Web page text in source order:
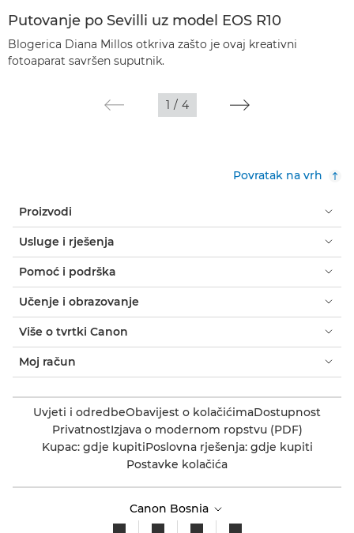
Putovanje po Sevilli uz model EOS R10
Blogerica Diana Millos otkriva zašto je ovaj kreativni
fotoaparat savršen suputnik.
1 / 4
Povratak na vrh
Proizvodi
Usluge i rješenja
Pomoć i podrška
Učenje i obrazovanje
Više o tvrtki Canon
Moj račun
Uvjeti i odredbeObavijest o kolačićimaDostupnost
PrivatnostIzjava o modernom ropstvu (PDF)
Kupac: gdje kupitiPoslovna rješenja: gdje kupiti
Postavke kolačića
Canon Bosnia